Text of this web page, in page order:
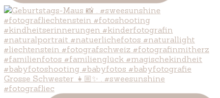
Grosse Schwester 👧🏼✨ . #sweesunshine
#fotografliec